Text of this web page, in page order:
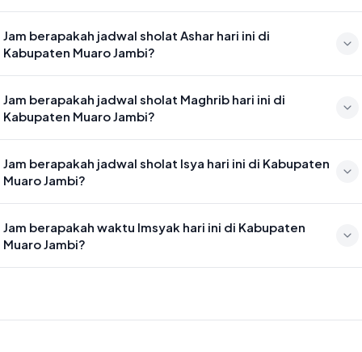
12:15
Jam berapakah jadwal sholat Ashar hari ini di
Kabupaten Muaro Jambi?
15:36
Jam berapakah jadwal sholat Maghrib hari ini di
Kabupaten Muaro Jambi?
18:17
Jam berapakah jadwal sholat Isya hari ini di Kabupaten
Muaro Jambi?
Jam berapakah waktu Imsyak hari ini di Kabupaten
Muaro Jambi?